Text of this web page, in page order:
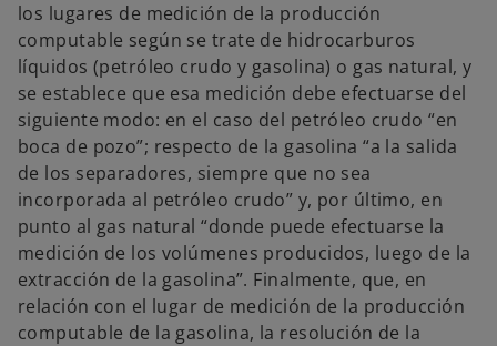
los lugares de medición de la producción
computable según se trate de hidrocarburos
líquidos (petróleo crudo y gasolina) o gas natural, y
se establece que esa medición debe efectuarse del
siguiente modo: en el caso del petróleo crudo “en
boca de pozo”; respecto de la gasolina “a la salida
de los separadores, siempre que no sea
incorporada al petróleo crudo” y, por último, en
punto al gas natural “donde puede efectuarse la
medición de los volúmenes producidos, luego de la
extracción de la gasolina”. Finalmente, que, en
relación con el lugar de medición de la producción
computable de la gasolina, la resolución de la